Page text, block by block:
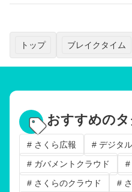
トップ ブレイクタイム
おすすめの
# さくら広報 # デジタ
# ガバメントクラウド
#
# さくらのクラウド
#